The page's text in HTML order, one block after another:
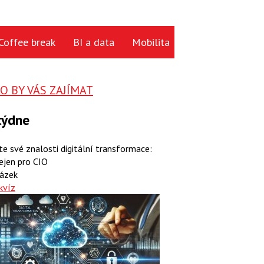
break BI a data Mobilita
BY VÁS ZAJÍMAT
své znalosti digitální transformace:
pro CIO